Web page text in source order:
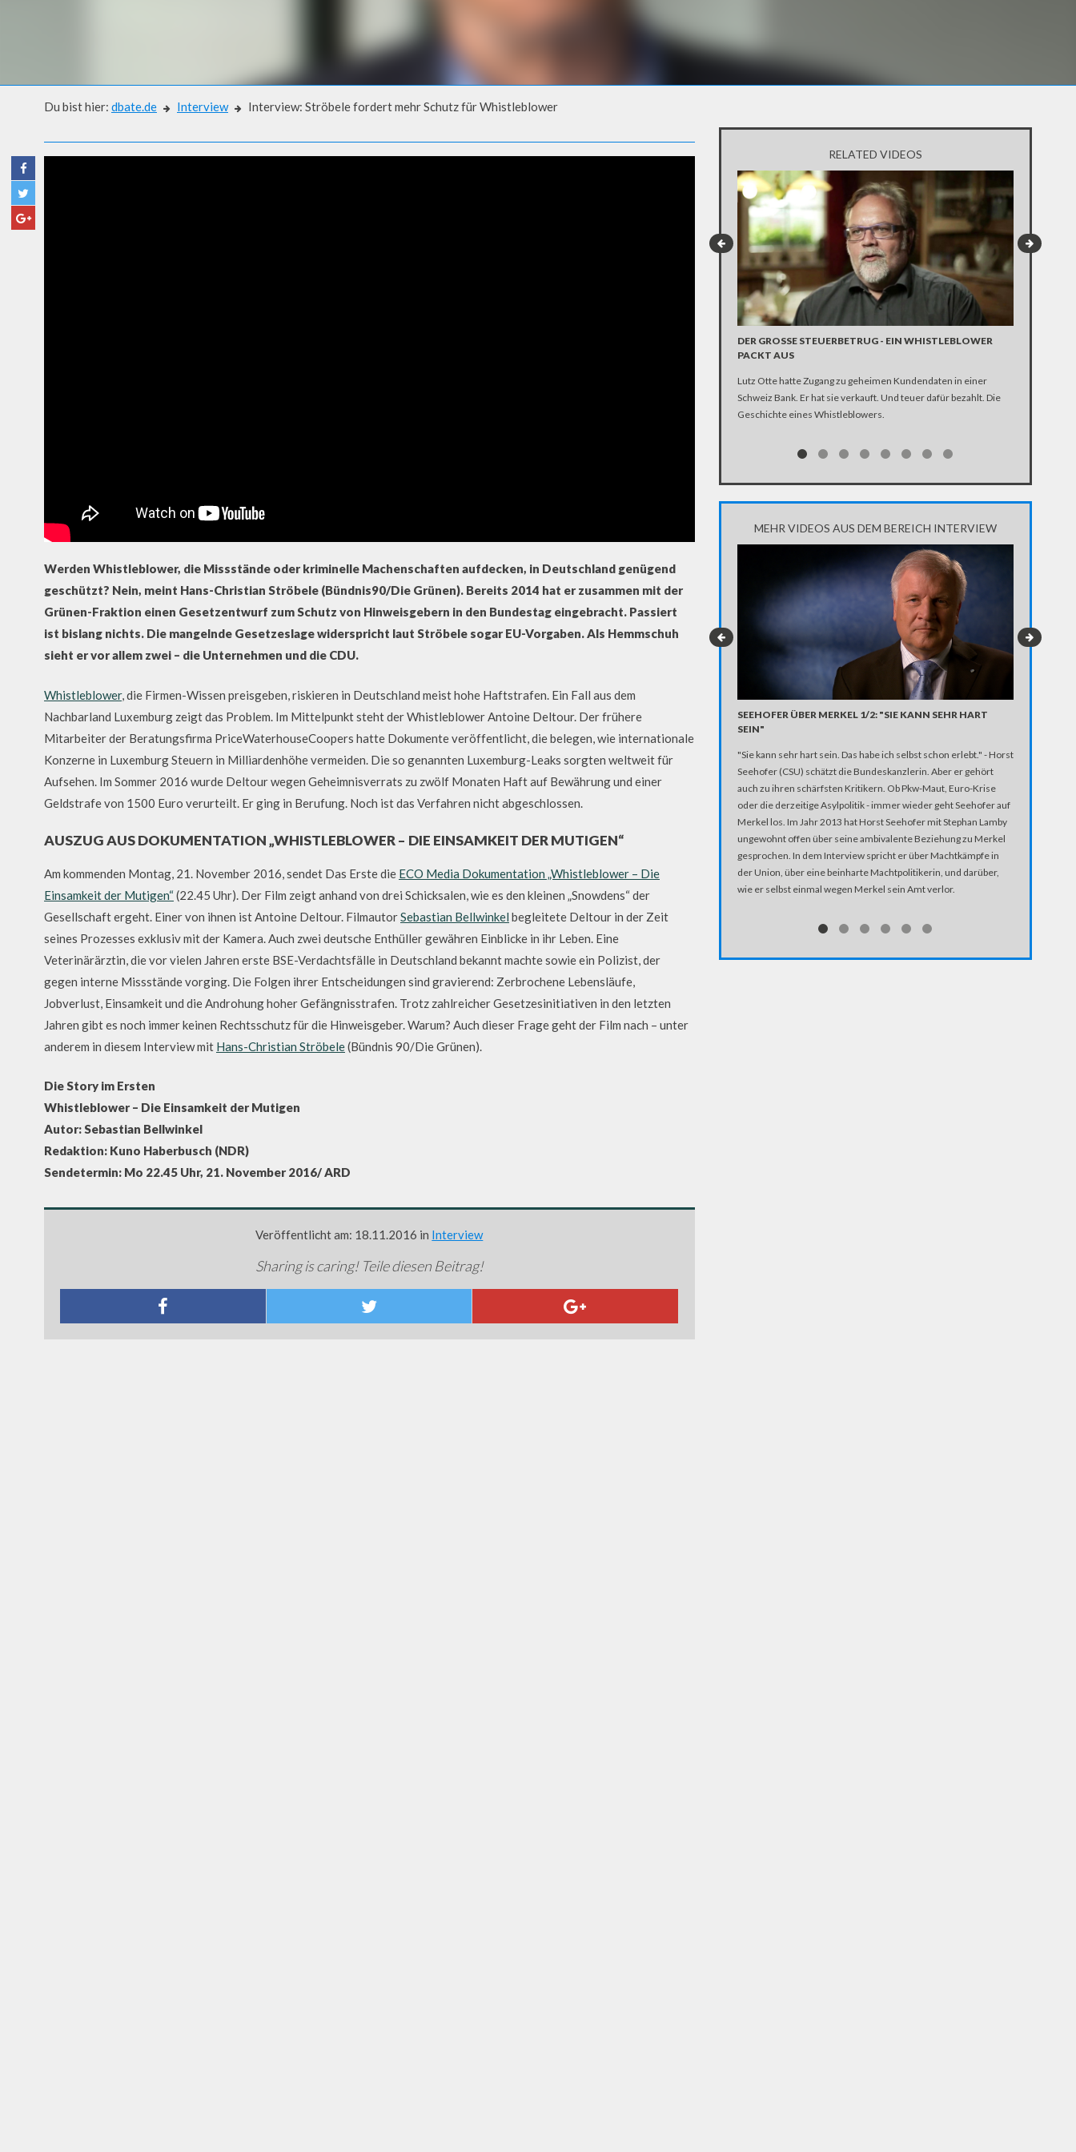
Du bist hier: dbate.de Interview Interview: Ströbele fordert mehr Schutz für Whistleblower
Werden Whistleblower, die Missstände oder kriminelle Machenschaften aufdecken, in Deutschland genügend
geschützt? Nein, meint Hans-Christian Ströbele (Bündnis90/Die Grünen). Bereits 2014 hat er zusammen mit der
Grünen-Fraktion einen Gesetzentwurf zum Schutz von Hinweisgebern in den Bundestag eingebracht. Passiert
ist bislang nichts. Die mangelnde Gesetzeslage widerspricht laut Ströbele sogar EU-Vorgaben. Als Hemmschuh
sieht er vor allem zwei – die Unternehmen und die CDU.
Whistleblower, die Firmen-Wissen preisgeben, riskieren in Deutschland meist hohe Haftstrafen. Ein Fall aus dem
Nachbarland Luxemburg zeigt das Problem. Im Mittelpunkt steht der Whistleblower Antoine Deltour. Der frühere
Mitarbeiter der Beratungsfirma PriceWaterhouseCoopers hatte Dokumente veröffentlicht, die belegen, wie internationale
Konzerne in Luxemburg Steuern in Milliardenhöhe vermeiden. Die so genannten Luxemburg-Leaks sorgten weltweit für
Aufsehen. Im Sommer 2016 wurde Deltour wegen Geheimnisverrats zu zwölf Monaten Haft auf Bewährung und einer
Geldstrafe von 1500 Euro verurteilt. Er ging in Berufung. Noch ist das Verfahren nicht abgeschlossen.
AUSZUG AUS DOKUMENTATION „WHISTLEBLOWER – DIE EINSAMKEIT DER MUTIGEN“
Am kommenden Montag, 21. November 2016, sendet Das Erste die ECO Media Dokumentation „Whistleblower – Die
Einsamkeit der Mutigen“(22.45 Uhr). Der Film zeigt anhand von drei Schicksalen, wie es den kleinen „Snowdens“ der
Gesellschaft ergeht. Einer von ihnen ist Antoine Deltour. FilmautorSebastian Bellwinkel begleitete Deltour in der Zeit
seines Prozesses exklusiv mit der Kamera. Auch zwei deutsche Enthüller gewähren Einblicke in ihr Leben. Eine
Veterinärärztin, die vor vielen Jahren erste BSE-Verdachtsfälle in Deutschland bekannt machte sowie ein Polizist, der
gegen interne Missstände vorging. Die Folgen ihrer Entscheidungen sind gravierend: Zerbrochene Lebensläufe,
Jobverlust, Einsamkeit und die Androhung hoher Gefängnisstrafen. Trotz zahlreicher Gesetzesinitiativen in den letzten
Jahren gibt es noch immer keinen Rechtsschutz für die Hinweisgeber. Warum? Auch dieser Frage geht der Film nach – unter
anderem in diesem Interview mit Hans-Christian Ströbele(Bündnis 90/Die Grünen).
Die Story im Ersten
Whistleblower – Die Einsamkeit der Mutigen
Autor: Sebastian Bellwinkel
Redaktion: Kuno Haberbusch (NDR)
Sendetermin: Mo 22.45 Uhr, 21. November 2016/ ARD
Veröffentlicht am: 18.11.2016 in Interview
Sharing is caring! Teile diesen Beitrag!
RELATED VIDEOS
DER GROSSE STEUERBETRUG - EIN WHISTLEBLOWER P
ACKT AUS
Lutz Otte hatte Zugang zu geheimen Kundendaten in einer
Schweiz Bank. Er hat sie verkauft. Und teuer dafür bezahlt. Die
Geschichte eines Whistleblowers.
umstrittenen
MEHR VIDEOS AUS DEM BEREICH INTERVIEW
SEEHOFER ÜBER MERKEL 1/2: "SIE KANN SEHR HART
SEIN"
"Sie kann sehr hart sein. Das habe ich selbst schon erlebt." - Horst
Seehofer (CSU) schätzt die Bundeskanzlerin. Aber er gehört
auch zu ihren schärfsten Kritikern. Ob Pkw-Maut, Euro-Krise
oder die derzeitige Asylpolitik - immer wieder geht Seehofer auf
Merkel los. Im Jahr 2013 hat Horst Seehofer mit Stephan Lamby
ungewohnt offen über seine ambivalente Beziehung zu Merkel
gesprochen. In dem Interview spricht er über Machtkämpfe in
der Union, über eine beinharte Machtpolitikerin, und darüber,
wie er selbst einmal wegen Merkel sein Amt verlor.